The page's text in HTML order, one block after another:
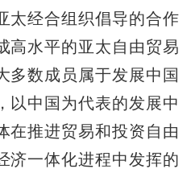
太经合组织倡导的合作
高水平的亚太自由贸易
多数成员属于发展中国
以中国为代表的发展中
在推进贸易和投资自由
济一体化进程中发挥的